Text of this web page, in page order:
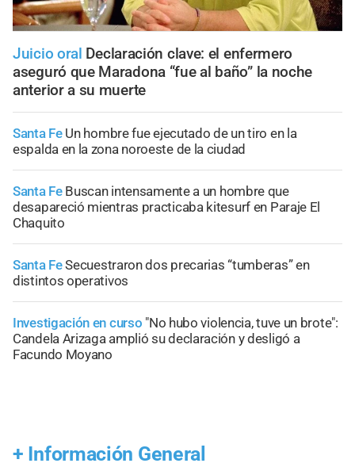
Juicio oral Declaración clave: el enfermero
aseguró que Maradona “fue al baño” la noche
anterior a su muerte
Santa Fe Un hombre fue ejecutado de un tiro en la
espalda en la zona noroeste de la ciudad
Santa Fe Buscan intensamente a un hombre que
desapareció mientras practicaba kitesurf en Paraje El
Chaquito
Santa FeSecuestraron dos precarias “tumberas” en
distintos operativos
Investigación en curso "No hubo violencia, tuve un brote":
Candela Arizaga amplió su declaración y desligó a
Facundo Moyano
+ Información General